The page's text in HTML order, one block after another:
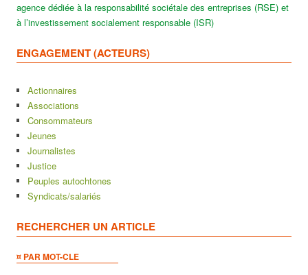
agence dédiée à la responsabilité sociétale des entreprises (RSE) et
à l’investissement socialement responsable (ISR)
ENGAGEMENT (ACTEURS)
Actionnaires
Associations
Consommateurs
Jeunes
Journalistes
Justice
Peuples autochtones
Syndicats/salariés
RECHERCHER UN ARTICLE
¤ PAR MOT-CLE